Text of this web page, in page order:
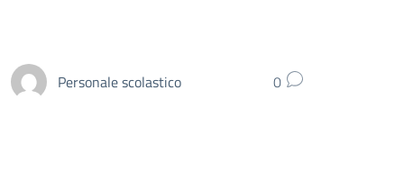
Personale scolastico 0